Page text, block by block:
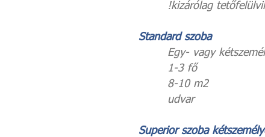
!kizárólag
Standard szoba
Egy- vagy
1-3 fő
8-10 m2
udvar
Superior szoba